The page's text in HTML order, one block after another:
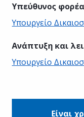
Υπεύθυνος
Υπουργείο
Ανάπτυξη και
Υπουργείο
Είναι